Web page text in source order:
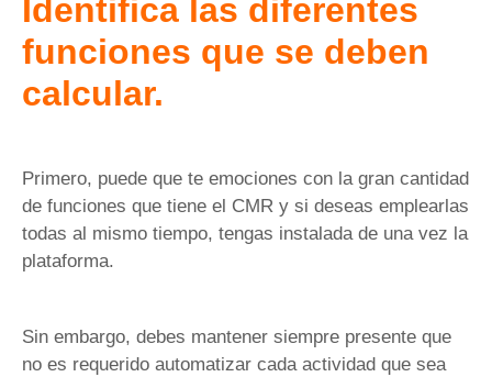
Identifica las diferentes
funciones que se deben
calcular.
Primero, puede que te emociones con la gran cantidad
de funciones que tiene el CMR y si deseas emplearlas
todas al mismo tiempo, tengas instalada de una vez la
plataforma.
Sin embargo, debes mantener siempre presente que
no es requerido automatizar cada actividad que sea